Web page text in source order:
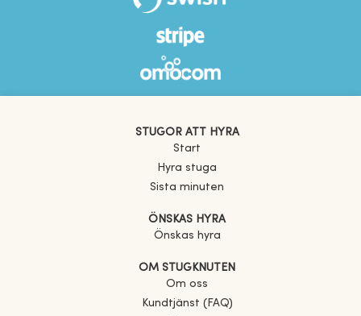
STUGOR ATT HYRA
Start
Hyra stuga
Sista minuten
ÖNSKAS HYRA
Önskas hyra
OM STUGKNUTEN
Om oss
Kundtjänst (FAQ)